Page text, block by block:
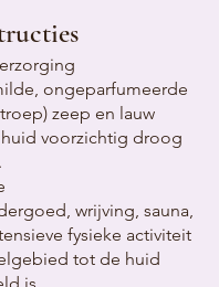
ongeparfumeerde
zeep en lauw
voorzichtig droog
wrijving, sauna,
fysieke activiteit
tot de huid